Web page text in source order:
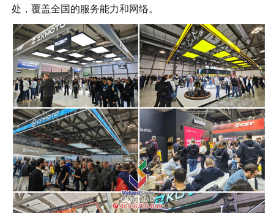
处，覆盖全国的服务能力和网络。